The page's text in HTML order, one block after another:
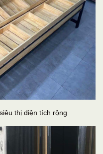
thị diện tích rộng